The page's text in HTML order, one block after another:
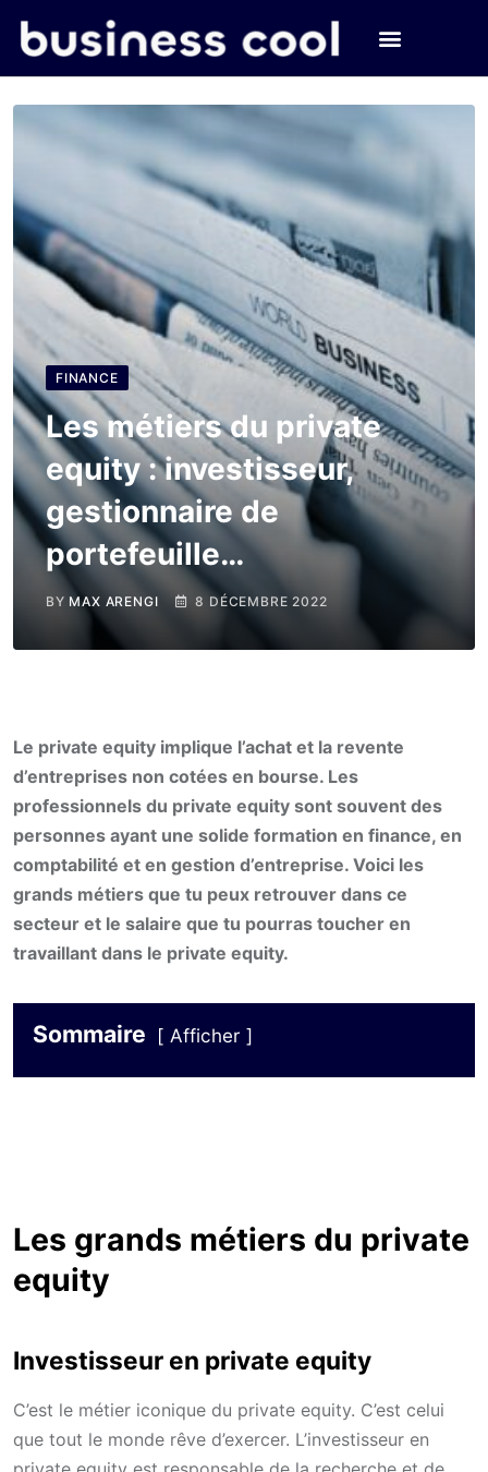
FINANCE
Les métiers du private
equity : investisseur,
gestionnaire de
portefeuille…
BY MAX ARENGI 8 DÉCEMBRE 2022
Le private equity implique l’achat et la revente
d’entreprises non cotées en bourse. Les
professionnels du private equity sont souvent des
personnes ayant une solide formation en finance, en
comptabilité et en gestion d’entreprise. Voici les
grands métiers que tu peux retrouver dans ce
secteur et le salaire que tu pourras toucher en
travaillant dans le private equity.
Sommaire Afficher
Les grands métiers du private
equity
Investisseur en private equity
C’est le métier iconique du private equity. C’est celui
que tout le monde rêve d’exercer. L’investisseur en